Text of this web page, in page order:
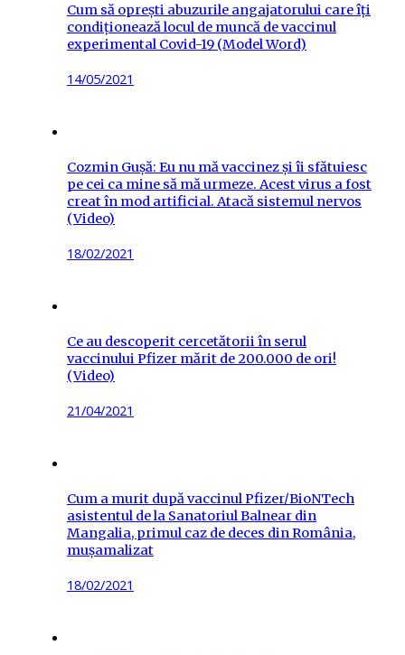
Cum să oprești abuzurile angajatorului care îți
condiționează locul de muncă de vaccinul
experimental Covid-19 (Model Word)
Posted
14/05/2021
Cozmin Gușă: Eu nu mă vaccinez și îi sfătuiesc
pe cei ca mine să mă urmeze. Acest virus a fost
creat în mod artificial. Atacă sistemul nervos
(Video)
Posted
18/02/2021
Ce au descoperit cercetătorii în serul
vaccinului Pfizer mărit de 200.000 de ori!
(Video)
Posted
21/04/2021
Cum a murit după vaccinul Pfizer/BioNTech
asistentul de la Sanatoriul Balnear din
Mangalia, primul caz de deces din România,
mușamalizat
Posted
18/02/2021